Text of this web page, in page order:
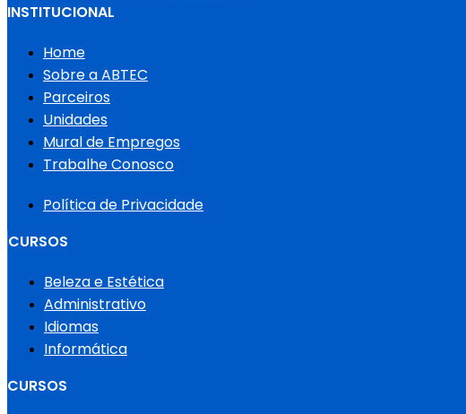
INSTITUCIONAL
Home
Sobre a ABTEC
Parceiros
Unidades
Mural de Empregos
Trabalhe Conosco
Política de Privacidade
CURSOS
Beleza e Estética
Administrativo
Idiomas
Informática
CURSOS